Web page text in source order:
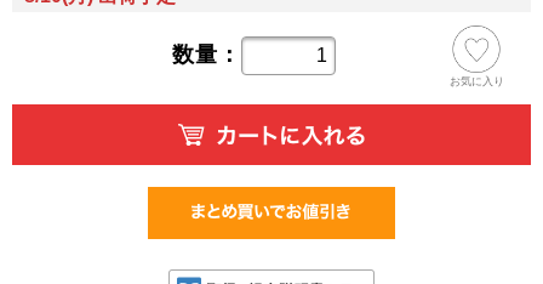
数量：
お気に入り